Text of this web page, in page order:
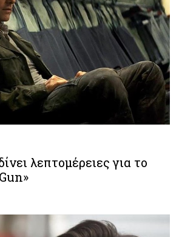
λεπτομέρειες για το